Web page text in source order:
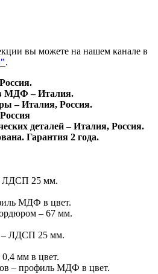
вы можете на нашем канале в
.
МДФ – Италия.
– Италия, Россия.
деталей – Италия, Россия.
Гарантия 2 года.
ЛДСП 25 мм.
МДФ в цвет.
– 67 мм.
– ЛДСП 25 мм.
мм в цвет.
– профиль МДФ в цвет.